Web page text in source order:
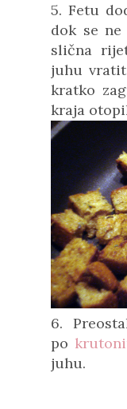
5. Fetu
dok se ne
slična
juhu
kratko
kraja
6.
po
juhu.